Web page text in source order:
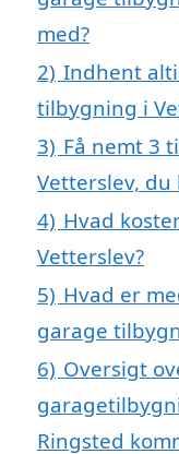
med?
2) Indhent
tilbygning i
3) Få nemt 3
Vetterslev,
4) Hvad
Vetterslev?
5) Hvad er
garage
6) Oversigt
Ringsted